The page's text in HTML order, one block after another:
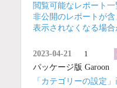
閲覧可能なレポート
非公開のレポートが
表示されなくなる場合
2023-04-21 1
パッケージ版 Garoon
「カテゴリーの設定